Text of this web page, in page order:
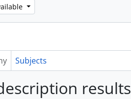
Subjects